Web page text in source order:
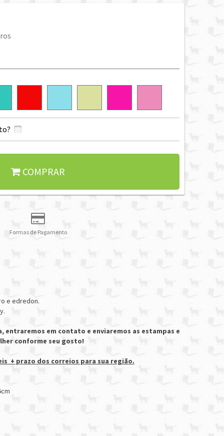
COMPRAR
Formas de Pagamento
e edredon.
entraremos em contato e enviaremos as estampas e
conforme seu gosto!
+ prazo dos correios para sua região.